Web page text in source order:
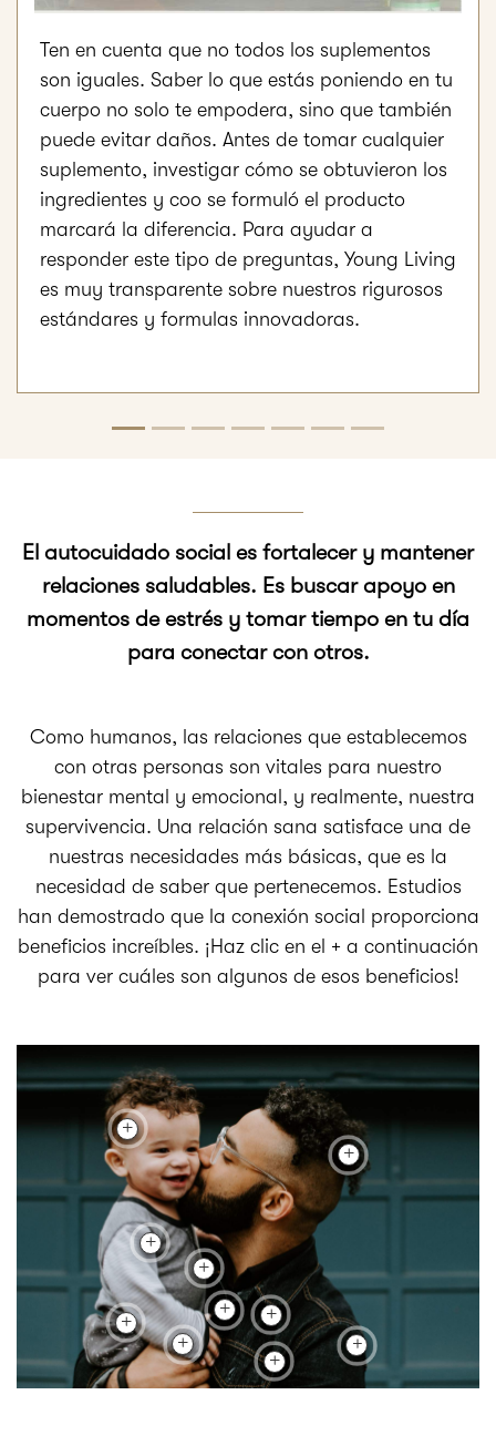
Ten en cuenta que no todos los suplementos
son iguales. Saber lo que estás poniendo en tu
cuerpo no solo te empodera, sino que también
puede evitar daños. Antes de tomar cualquier
suplemento, investigar cómo se obtuvieron los
ingredientes y coo se formuló el producto
marcará la diferencia. Para ayudar a
responder este tipo de preguntas, Young Living
es muy transparente sobre nuestros rigurosos
estándares y formulas innovadoras.
El autocuidado social es fortalecer y mantener
relaciones saludables. Es buscar apoyo en
momentos de estrés y tomar tiempo en tu día
para conectar con otros.
Como humanos, las relaciones que establecemos
con otras personas son vitales para nuestro
bienestar mental y emocional, y realmente, nuestra
supervivencia. Una relación sana satisface una de
nuestras necesidades más básicas, que es la
necesidad de saber que pertenecemos. Estudios
han demostrado que la conexión social proporciona
beneficios increíbles. ¡Haz clic en el + a continuación
para ver cuáles son algunos de esos beneficios!